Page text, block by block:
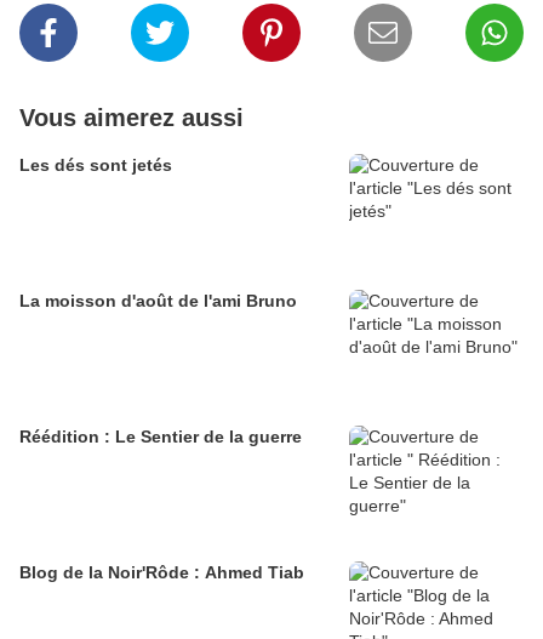
Vous aimerez aussi
Les dés sont jetés
La moisson d'août de l'ami Bruno
Réédition : Le Sentier de la guerre
Blog de la Noir'Rôde : Ahmed Tiab